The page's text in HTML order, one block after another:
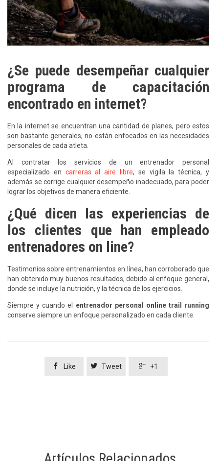
¿Se puede desempeñar cualquier
programa de capacitación
encontrado en internet?
En la internet se encuentran una cantidad de planes, pero estos
son bastante generales, no están enfocados en las necesidades
personales de cada atleta.
Al contratar los servicios de un entrenador personal
especializado en carreras al aire libre, se vigila la técnica, y
además se corrige cualquier desempeño inadecuado, para poder
lograr los objetivos de manera eficiente.
¿Qué dicen las experiencias de
los clientes que han empleado
entrenadores on line?
Testimonios sobre entrenamientos en línea, han corroborado que
han obtenido muy buenos resultados, debido al enfoque general,
donde se incluye la nutrición, y la técnica de los ejercicios.
Siempre y cuando el entrenador personal online trail running
conserve siempre un enfoque personalizado en cada cliente.
 Like  Tweet  +1